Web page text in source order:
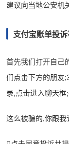
建议向当地公安机
支付宝账单投
首先我们打开自己
们点击下方的朋友
录,点击进入聊天
这么被骗的,你跟我